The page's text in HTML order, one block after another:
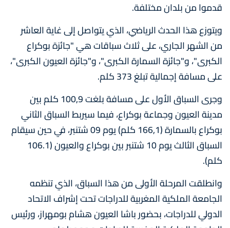
قدموا من بلدان مختلفة.
ويتوزع هذا الحدث الرياضي، الذي يتواصل إلى غاية العاشر
من الشهر الجاري، على ثلاث سباقات هي "جائزة بوكراع
الكبرى"، و"جائزة السمارة الكبرى"، و"جائزة العيون الكبرى"،
على مسافة إجمالية تبلغ 373 كلم.
وجرى السباق الأول على مسافة بلغت 100,9 كلم بين
مدينة العيون وجماعة بوكراع، فيما سيربط السباق الثاني
بوكراع بالسمارة (166,1 كلم) يوم 09 شتنبر، في حين سيقام
السباق الثالث يوم 10 شتنبر بين بوكراع والعيون (106.1
كلم).
وانطلقت المرحلة الأولى من هذا السباق، الذي تنظمه
الجامعة الملكية المغربية للدراجات تحت إشراف الاتحاد
الدولي للدراجات، بحضور باشا العيون هشام بومهراز، ورئيس